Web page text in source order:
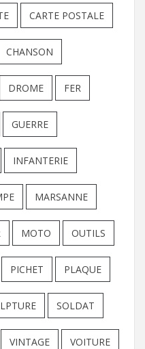
CARTE POSTALE
CHANSON
DROME FER
GUERRE
INFANTERIE
MARSANNE
MOTO OUTILS
PICHET PLAQUE
SOLDAT
VINTAGE VOITURE